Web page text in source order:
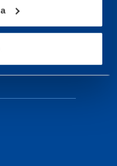
Fagnano 38,
call +39